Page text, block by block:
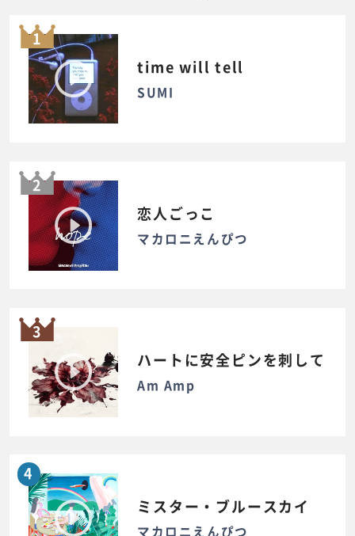
1
time will tell
SUMI
2
恋人ごっこ
マカロニえんぴつ
3
ハートに安全ピンを刺して
Am Amp
4
ミスター・ブルースカイ
マカロニえんぴつ